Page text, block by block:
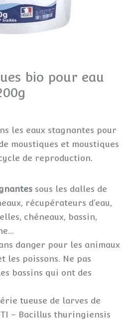
bio pour eau
les eaux stagnantes pour
moustiques et moustiques
de reproduction.
sous les dalles de
récupérateurs d’eau,
chéneaux, bassin,
danger pour les animaux
les poissons. Ne pas
bassins qui ont des
tueuse de larves de
– Bacillus thuringiensis